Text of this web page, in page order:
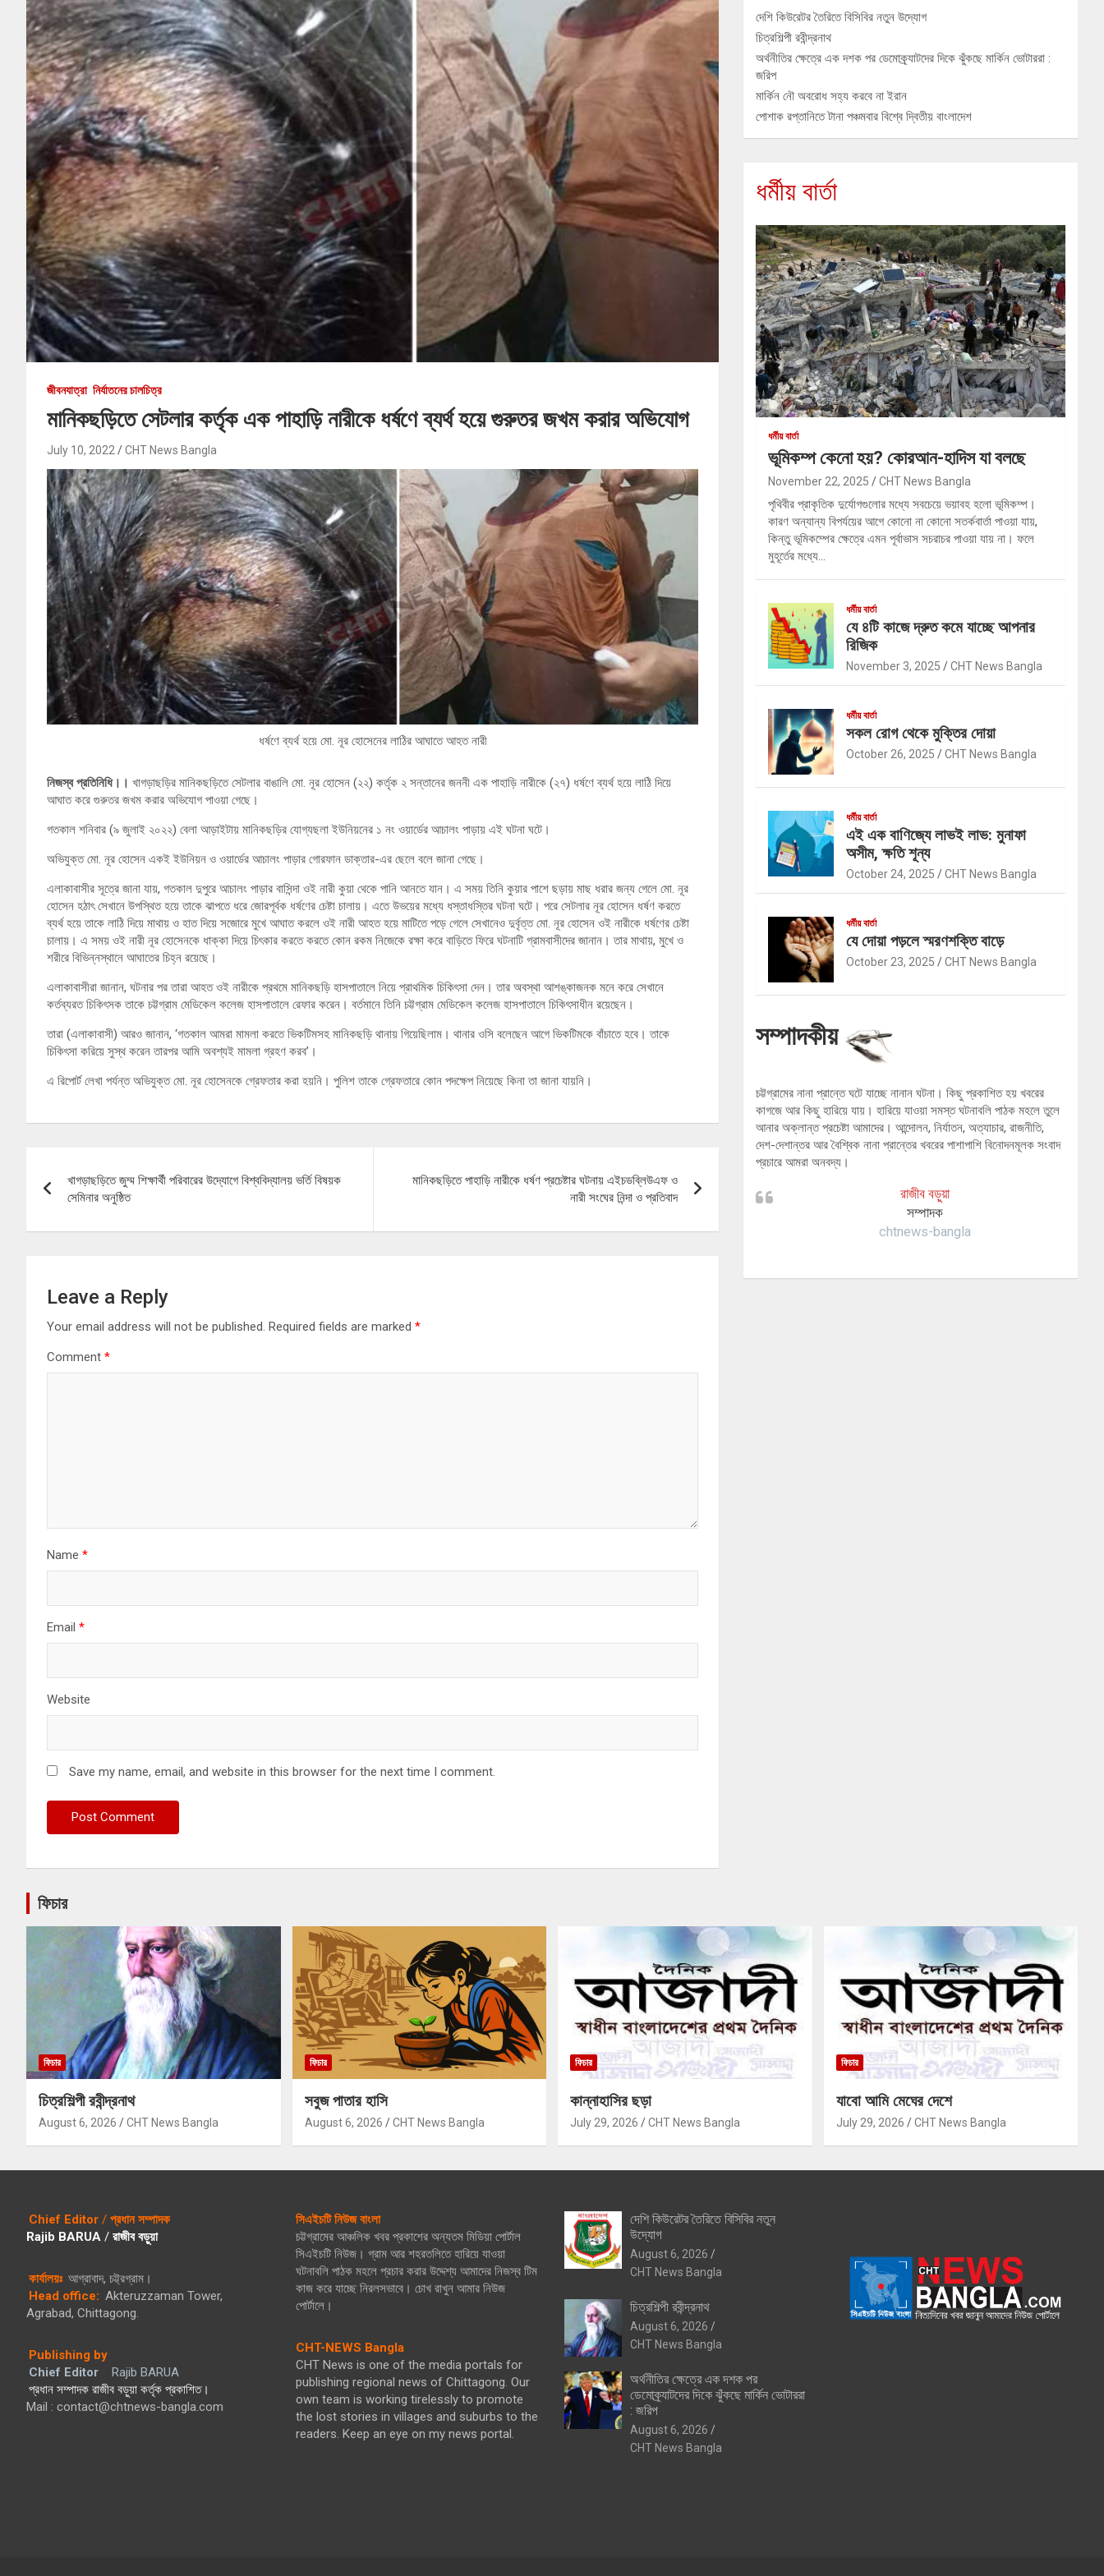
জীবনযাত্রা নির্যাতনের চালচিত্র
মানিকছড়িতে সেটলার কর্তৃক এক পাহাড়ি নারীকে ধর্ষণে ব্যর্থ হয়ে গুরুতর জখম করার অভিযোগ
July 10, 2022 CHT News Bangla
ধর্ষণে ব্যর্থ হয়ে মো. নূর হোসেনের লাঠির আঘাতে আহত নারী
নিজস্ব প্রতিনিধি।। খাগড়াছড়ির মানিকছড়িতে সেটলার বাঙালি মো. নূর হোসেন (২২) কর্তৃক ২ সন্তানের জননী এক পাহাড়ি নারীকে (২৭) ধর্ষণে ব্যর্থ হয়ে লাঠি দিয়ে
আঘাত করে গুরুতর জখম করার অভিযোগ পাওয়া গেছে।
গতকাল শনিবার (৯ জুলাই ২০২২) বেলা আড়াইটায় মানিকছড়ির যোগ্যছলা ইউনিয়নের ১ নং ওয়ার্ডের আচালং পাড়ায় এই ঘটনা ঘটে।
অভিযুক্ত মো. নূর হোসেন একই ইউনিয়ন ও ওয়ার্ডের আচালং পাড়ার গোরফান ডাক্তার-এর ছেলে বলে জানা গেছে।
এলাকাবাসীর সূত্রে জানা যায়, গতকাল দুপুরে আচালং পাড়ার বাসিন্দা ওই নারী কুয়া থেকে পানি আনতে যান। এ সময় তিনি কুয়ার পাশে ছড়ায় মাছ ধরার জন্য গেলে মো. নূর
হোসেন হঠাৎ সেখানে উপস্থিত হয়ে তাকে ঝাপতে ধরে জোরপূর্বক ধর্ষণের চেষ্টা চালায়। এতে উভয়ের মধ্যে ধস্তাধস্তির ঘটনা ঘটে। পরে সেটলার নূর হোসেন ধর্ষণ করতে
ব্যর্থ হয়ে তাকে লাঠি দিয়ে মাথায় ও হাত দিয়ে সজোরে মুখে আঘাত করলে ওই নারী আহত হয়ে মাটিতে পড়ে গেলে সেখানেও দুর্বৃত্ত মো. নূর হোসেন ওই নারীকে ধর্ষণের চেষ্টা
চালায়। এ সময় ওই নারী নূর হোসেনকে ধাক্কা দিয়ে চিৎকার করতে করতে কোন রকম নিজেকে রক্ষা করে বাড়িতে ফিরে ঘটনাটি গ্রামবাসীদের জানান। তার মাথায়, মুখে ও
শরীরে বিভিন্নস্থানে আঘাতের চিহ্ন রয়েছে।
এলাকাবাসীরা জানান, ঘটনার পর তারা আহত ওই নারীকে প্রথমে মানিকছড়ি হাসপাতালে নিয়ে প্রাথমিক চিকিৎসা দেন। তার অবস্থা আশঙ্কাজনক মনে করে সেখানে
কর্তব্যরত চিকিৎসক তাকে চট্টগ্রাম মেডিকেল কলেজ হাসপাতালে রেফার করেন। বর্তমানে তিনি চট্টগ্রাম মেডিকেল কলেজ হাসপাতালে চিকিৎসাধীন রয়েছেন।
তারা (এলাকাবাসী) আরও জানান, ‘গতকাল আমরা মামলা করতে ভিকটিমসহ মানিকছড়ি থানায় গিয়েছিলাম। থানার ওসি বলেছেন আগে ভিকটিমকে বাঁচাতে হবে। তাকে
চিকিৎসা করিয়ে সুস্থ করেন তারপর আমি অবশ্যই মামলা গ্রহণ করব’।
এ রিপোর্ট লেখা পর্যন্ত অভিযুক্ত মো. নূর হোসেনকে গ্রেফতার করা হয়নি। পুলিশ তাকে গ্রেফতারে কোন পদক্ষেপ নিয়েছে কিনা তা জানা যায়নি।
navigation
খাগড়াছড়িতে জুম্ম শিক্ষার্থী পরিবারের উদ্যোগে বিশ্ববিদ্যালয় ভর্তি বিষয়ক
সেমিনার অনুষ্ঠিত
মানিকছড়িতে পাহাড়ি নারীকে ধর্ষণ প্রচেষ্টার ঘটনায় এইচডব্লিউএফ ও
নারী সংঘের নিন্দা ও প্রতিবাদ
Leave a Reply
Your email address will not be published. Required fields are marked *
Comment *
Name *
Email *
Website
Save my name, email, and website in this browser for the next time I comment.
দেশি কিউরেটর তৈরিতে বিসিবির নতুন উদ্যোগ
চিত্রশিল্পী রবীন্দ্রনাথ
অর্থনীতির ক্ষেত্রে এক দশক পর ডেমোক্র্যাটদের দিকে ঝুঁকছে মার্কিন ভোটাররা :
জরিপ
মার্কিন নৌ অবরোধ সহ্য করবে না ইরান
পোশাক রপ্তানিতে টানা পঞ্চমবার বিশ্বে দ্বিতীয় বাংলাদেশ
ধর্মীয় বার্তা
ধর্মীয় বার্তা
ভূমিকম্প কেনো হয়? কোরআন-হাদিস যা বলছে
November 22, 2025 CHT News Bangla
পৃথিবীর প্রাকৃতিক দুর্যোগগুলোর মধ্যে সবচেয়ে ভয়াবহ হলো ভূমিকম্প।
কারণ অন্যান্য বিপর্যয়ের আগে কোনো না কোনো সতর্কবার্তা পাওয়া যায়,
কিন্তু ভূমিকম্পের ক্ষেত্রে এমন পূর্বাভাস সচরাচর পাওয়া যায় না। ফলে
মুহূর্তের মধ্যে…
ধর্মীয় বার্তা
যে ৪টি কাজে দ্রুত কমে যাচ্ছে আপনার
রিজিক
November 3, 2025 CHT News Bangla
ধর্মীয় বার্তা
সকল রোগ থেকে মুক্তির দোয়া
October 26, 2025 CHT News Bangla
ধর্মীয় বার্তা
এই এক বাণিজ্যে লাভই লাভ: মুনাফা
অসীম, ক্ষতি শূন্য
October 24, 2025 CHT News Bangla
ধর্মীয় বার্তা
যে দোয়া পড়লে স্মরণশক্তি বাড়ে
October 23, 2025 CHT News Bangla
সম্পাদকীয়
চট্টগ্রামের নানা প্রান্তে ঘটে যাচ্ছে নানান ঘটনা। কিছু প্রকাশিত হয় খবরের
কাগজে আর কিছু হারিয়ে যায়। হারিয়ে যাওয়া সমস্ত ঘটনাবলি পাঠক মহলে তুলে
আনার অক্লান্ত প্রচেষ্টা আমাদের। আন্দোলন, নির্যাতন, অত্যাচার, রাজনীতি,
দেশ-দেশান্তর আর বৈশ্বিক নানা প্রান্তের খবরের পাশাপাশি বিনোদনমূলক সংবাদ
প্রচারে আমরা অনবদ্য।
রাজীব বড়ুয়া
সম্পাদক
chtnews-bangla
ফিচার
ফিচার
চিত্রশিল্পী রবীন্দ্রনাথ
August 6, 2026 CHT News Bangla
ফিচার
সবুজ পাতার হাসি
August 6, 2026 CHT News Bangla
ফিচার
কান্নাহাসির ছড়া
July 29, 2026 CHT News Bangla
ফিচার
যাবো আমি মেঘের দেশে
July 29, 2026 CHT News Bangla
Chief Editor / প্রধান সম্পাদক
Rajib BARUA / রাজীব বড়ুয়া
কার্যালয়ঃ আগ্রাবাদ, চট্ট্রগ্রাম।
Head office: Akteruzzaman Tower,
Agrabad, Chittagong.
Publishing by
Chief Editor
Rajib BARUA
প্রধান সম্পাদক রাজীব বড়ুয়া কর্তৃক প্রকাশিত।
Mail : contact@chtnews-bangla.com
সিএইচটি নিউজ বাংলা
চট্টগ্রামের আঞ্চলিক খবর প্রকাশের অন্যতম মিডিয়া পোর্টাল
সিএইচটি নিউজ। গ্রাম আর শহরতলিতে হারিয়ে যাওয়া
ঘটনাবলি পাঠক মহলে প্রচার করার উদ্দেশ্য আমাদের নিজস্ব টিম
কাজ করে যাচ্ছে নিরলসভাবে। চোখ রাখুন আমার নিউজ
পোর্টালে।
CHT-NEWS Bangla
CHT News is one of the media portals for
publishing regional news of Chittagong. Our
own team is working tirelessly to promote
the lost stories in villages and suburbs to the
readers. Keep an eye on my news portal.
দেশি কিউরেটর তৈরিতে বিসিবির নতুন
উদ্যোগ
August 6, 2026
CHT News Bangla
চিত্রশিল্পী রবীন্দ্রনাথ
August 6, 2026
CHT News Bangla
অর্থনীতির ক্ষেত্রে এক দশক পর
ডেমোক্র্যাটদের দিকে ঝুঁকছে মার্কিন ভোটাররা
: জরিপ
August 6, 2026
CHT News Bangla